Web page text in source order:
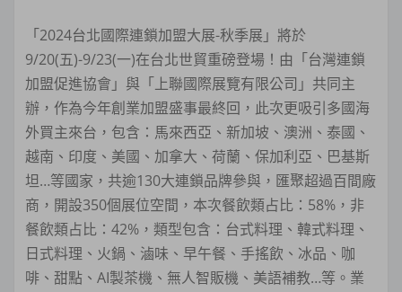
「2024台北國際連鎖加盟大展-秋季展」將於
9/20(五)-9/23(一)在台北世貿重磅登場！由「台灣連鎖
加盟促進協會」與「上聯國際展覽有限公司」共同主
辦，作為今年創業加盟盛事最終回，此次更吸引多國海
外買主來台，包含：馬來西亞、新加坡、澳洲、泰國、
越南、印度、美國、加拿大、荷蘭、保加利亞、巴基斯
坦…等國家，共逾130大連鎖品牌參與，匯聚超過百間廠
商，開設350個展位空間，本次餐飲類占比：58%，非
餐飲類占比：42%，類型包含：台式料理、韓式料理、
日式料理、火鍋、滷味、早午餐、手搖飲、冰品、咖
啡、甜點、AI製茶機、無人智販機、美語補教…等。業